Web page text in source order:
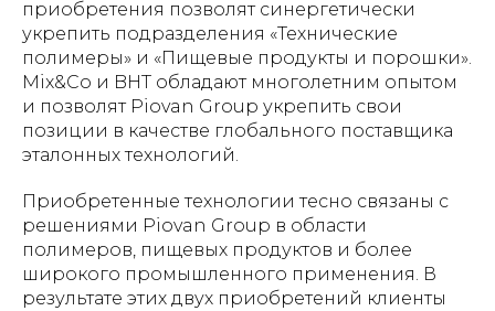
приобретения позволят синергетически
укрепить подразделения «Технические
полимеры» и «Пищевые продукты и порошки».
Mix&Co и BHT обладают многолетним опытом
и позволят Piovan Group укрепить свои
позиции в качестве глобального поставщика
эталонных технологий.
Приобретенные технологии тесно связаны с
решениями Piovan Group в области
полимеров, пищевых продуктов и более
широкого промышленного применения. В
результате этих двух приобретений клиенты